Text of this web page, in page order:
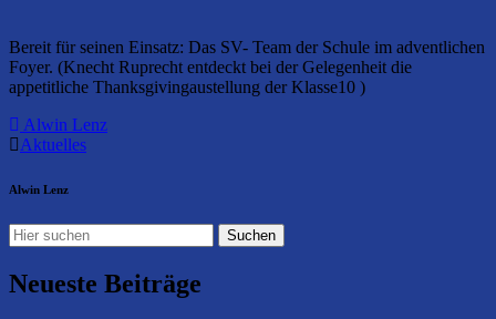
Bereit für seinen Einsatz: Das SV- Team der Schule im adventlichen
Foyer. (Knecht Ruprecht entdeckt bei der Gelegenheit die
appetitliche Thanksgivingaustellung der Klasse10 )
Alwin Lenz
Aktuelles
Alwin Lenz
Neueste Beiträge